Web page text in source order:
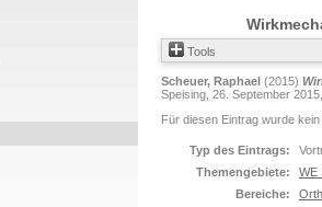
Tools
Scheuer, Raphael (2015)
Speising, 26. September
Für diesen Eintrag wurde
Typ des Eintrags:
Themengebiete:
WE
Bereiche: